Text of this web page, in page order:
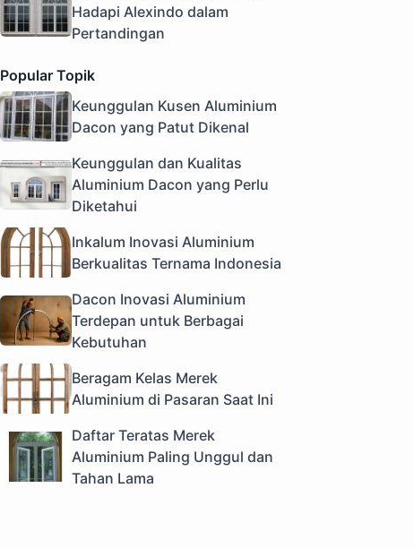
Hadapi Alexindo dalam
Pertandingan
Popular Topik
Keunggulan Kusen Aluminium
Dacon yang Patut Dikenal
Keunggulan dan Kualitas
Aluminium Dacon yang Perlu
Diketahui
Inkalum Inovasi Aluminium
Berkualitas Ternama Indonesia
Dacon Inovasi Aluminium
Terdepan untuk Berbagai
Kebutuhan
Beragam Kelas Merek
Aluminium di Pasaran Saat Ini
Daftar Teratas Merek
Aluminium Paling Unggul dan
Tahan Lama